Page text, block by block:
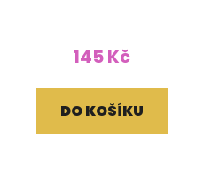
145 Kč
DO KOŠÍKU